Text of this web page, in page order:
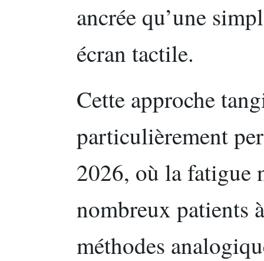
ancrée qu’une
écran tactile.
Cette approche
particulièrement
2026, où la fatigue
nombreux patients
méthodes